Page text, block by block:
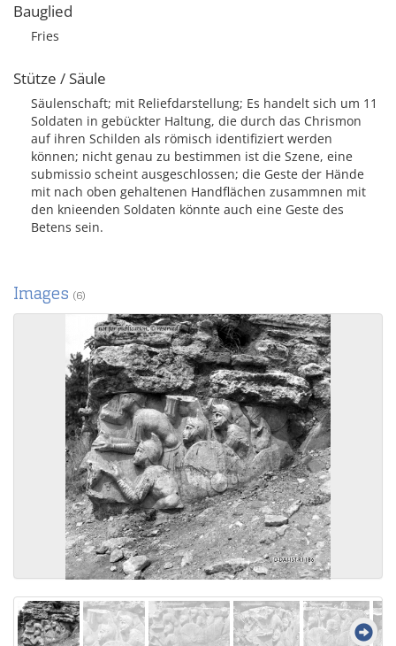
Bauglied
Fries
Stütze / Säule
Säulenschaft; mit Reliefdarstellung; Es handelt sich um 11
Soldaten in gebückter Haltung, die durch das Chrismon
auf ihren Schilden als römisch identifiziert werden
können; nicht genau zu bestimmen ist die Szene, eine
submissio scheint ausgeschlossen; die Geste der Hände
mit nach oben gehaltenen Handflächen zusammnen mit
den knieenden Soldaten könnte auch eine Geste des
Betens sein.
Images (6)